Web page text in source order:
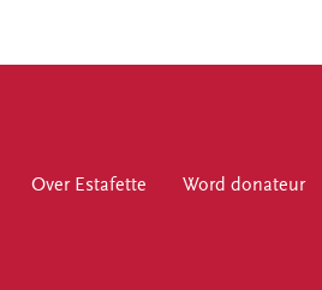
Over Estafette Word donateur
Word donateur